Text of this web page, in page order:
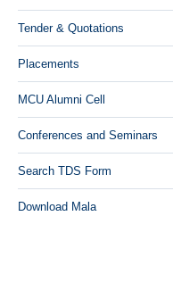
Tender & Quotations
Placements
MCU Alumni Cell
Conferences and Seminars
Search TDS Form
Download Mala